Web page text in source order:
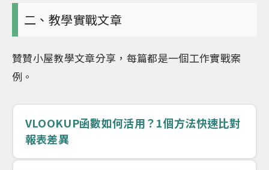
二、教學實戰文章
贊贊小屋教學文章分享，每篇都是一個工作實戰案
例。
VLOOKUP函數如何活用？1個方法快速比對
報表差異